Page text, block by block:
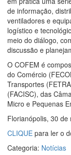
de informação,
ventiladores e
logístico e
meio do diálogo,
discussão e
O COFEM é
do Comércio
Transportes
(FACISC), das
Micro e Pequenas
Florianópolis, 30 de
CLIQUE para ler o
Categoria: Notícias